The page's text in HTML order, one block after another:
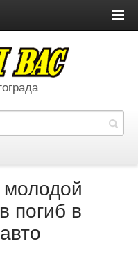
погиб в